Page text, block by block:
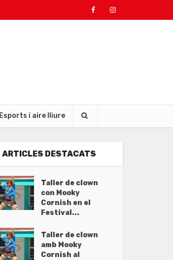
Esports i aire lliure
ARTICLES DESTACATS
Taller de clown
con Mooky
Cornish en el
Festival...
Taller de clown
amb Mooky
Cornish al